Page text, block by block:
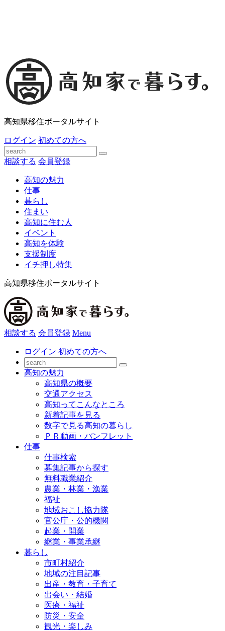
高知県移住ポータルサイト
ログイン 初めての方へ
相談する 会員登録
高知の魅力
仕事
暮らし
住まい
高知に住む人
イベント
高知を体験
支援制度
イチ押し特集
高知県移住ポータルサイト
相談する 会員登録 Menu
ログイン 初めての方へ
高知の魅力
高知県の概要
交通アクセス
高知ってこんなところ
新着記事を見る
数字で見る高知の暮らし
ＰＲ動画・パンフレット
仕事
仕事検索
募集記事から探す
無料職業紹介
農業・林業・漁業
福祉
地域おこし協力隊
官公庁・公的機関
起業・開業
継業・事業承継
暮らし
市町村紹介
地域の注目記事
出産・教育・子育て
出会い・結婚
医療・福祉
防災・安全
観光・楽しみ